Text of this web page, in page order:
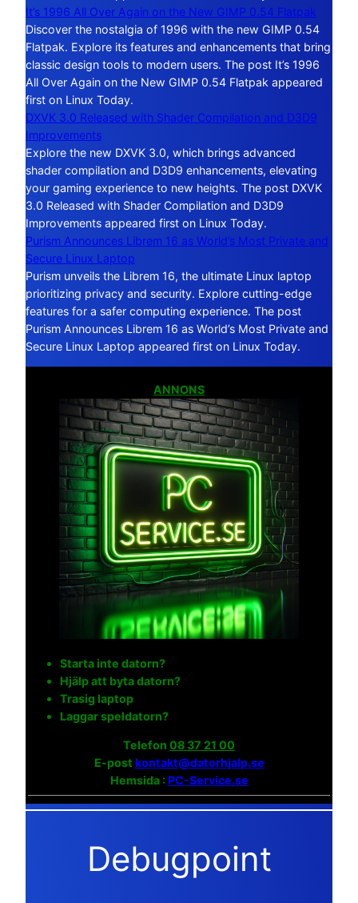
It’s 1996 All Over Again on the New GIMP 0.54 Flatpak
Discover the nostalgia of 1996 with the new GIMP 0.54
Flatpak. Explore its features and enhancements that bring
classic design tools to modern users. The post It’s 1996
All Over Again on the New GIMP 0.54 Flatpak appeared
first on Linux Today.
DXVK 3.0 Released with Shader Compilation and D3D9
Improvements
Explore the new DXVK 3.0, which brings advanced
shader compilation and D3D9 enhancements, elevating
your gaming experience to new heights. The post DXVK
3.0 Released with Shader Compilation and D3D9
Improvements appeared first on Linux Today.
Purism Announces Librem 16 as World’s Most Private and
Secure Linux Laptop
Purism unveils the Librem 16, the ultimate Linux laptop
prioritizing privacy and security. Explore cutting-edge
features for a safer computing experience. The post
Purism Announces Librem 16 as World’s Most Private and
Secure Linux Laptop appeared first on Linux Today.
ANNONS
Starta inte datorn?
Hjälp att byta datorn?
Trasig laptop
Laggar speldatorn?
Telefon 08 37 21 00
E-post kontakt@datorhjalp.se
Hemsida :PC-Service.se
Debugpoint